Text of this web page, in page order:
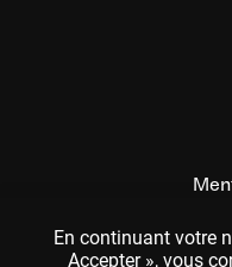
En continuant votre
Accepter », vous